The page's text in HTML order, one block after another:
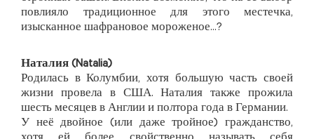
повлияло традиционное для этого местечка,
изысканное шафрановое мороженое...?
Наталия (Natalia)
Родилась в Колумбии, хотя большую часть своей
жизни провела в США. Наталия также прожила
шесть месяцев в Англии и полтора года в Германии.
У неё двойное (или даже тройное) гражданство,